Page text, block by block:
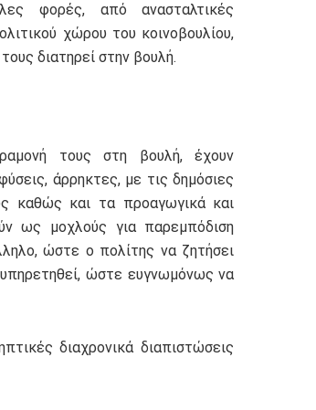
φορές, από ανασταλτικές
χώρου του κοινοβουλίου,
διατηρεί στην βουλή.
τους στη βουλή, έχουν
άρρηκτες, με τις δημόσιες
καθώς και τα προαγωγικά και
ως μοχλούς για παρεμπόδιση
ώστε ο πολίτης να ζητήσει
ώστε ευγνωμόνως να
διαχρονικά διαπιστώσεις